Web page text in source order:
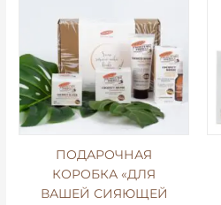
ПОДАРОЧНАЯ
КОРОБКА «ДЛЯ
ВАШЕЙ СИЯЮЩЕЙ